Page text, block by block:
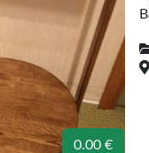
0.00 €